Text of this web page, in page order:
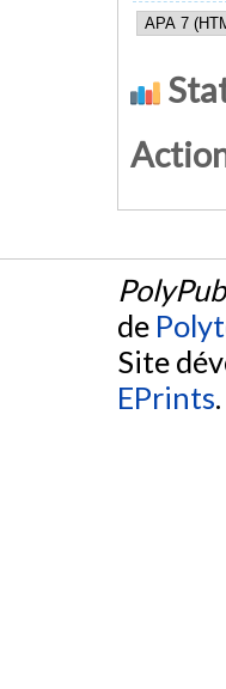
de
Site
EPrints.